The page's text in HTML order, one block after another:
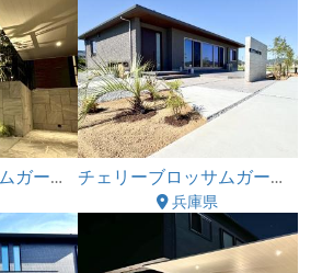
チェリーブロッサムガーデン株式会社
チェリーブロッサムガーデン株式会社
兵庫県